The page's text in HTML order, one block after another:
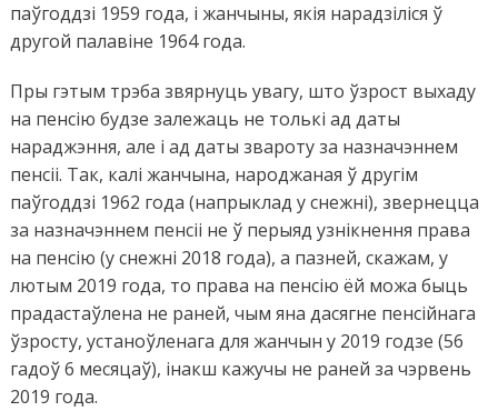
паўгоддзі 1959 года, і жанчыны, якія нарадзіліся ў
другой палавіне 1964 года.
Пры гэтым трэба звярнуць увагу, што ўзрост выхаду
на пенсію будзе залежаць не толькі ад даты
нараджэння, але і ад даты звароту за назначэннем
пенсіі. Так, калі жанчына, народжаная ў другім
паўгоддзі 1962 года (напрыклад у снежні), звернецца
за назначэннем пенсіі не ў перыяд узнікнення права
на пенсію (у снежні 2018 года), а пазней, скажам, у
лютым 2019 года, то права на пенсію ёй можа быць
прадастаўлена не раней, чым яна дасягне пенсійнага
ўзросту, устаноўленага для жанчын у 2019 годзе (56
гадоў 6 месяцаў), інакш кажучы не раней за чэрвень
2019 года.